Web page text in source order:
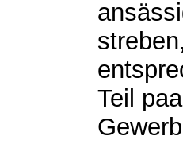
Teil